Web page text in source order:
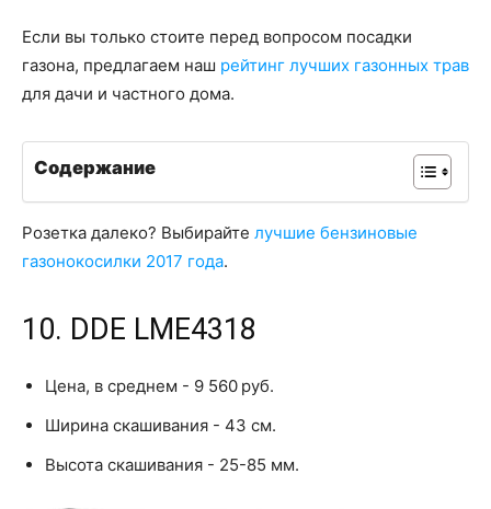
Если вы только стоите перед вопросом посадки
газона, предлагаем наш рейтинг лучших газонных трав
для дачи и частного дома.
Содержание
Розетка далеко? Выбирайте лучшие бензиновые
газонокосилки 2017 года.
10. DDE LME4318
Цена, в среднем - 9 560 руб.
Ширина скашивания - 43 см.
Высота скашивания - 25-85 мм.